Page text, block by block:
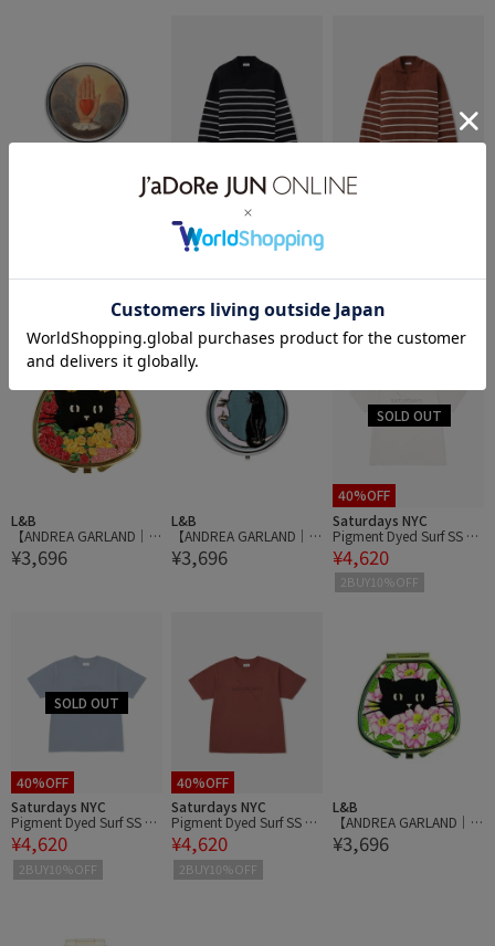
ーム CIRCULER HAND サ
ーキュラーハンド
50%OFF
Saturdays NYC
Seaport Skipper Sweater
¥15,400
50%OFF
L&B
【ANDREA GARLAND｜
アンドレアガーランド】
アロマリップ&ネイルバ
¥3,696
L&B
【ANDREA GARLAND｜
アンドレアガーランド】
アロマリップ&ネイルバ
¥3,696
40%OFF
Saturdays NYC
Pigment Dyed Surf SS Te
e
¥4,620
2BUY10%OFF
40%OFF
Saturdays NYC
Pigment Dyed Surf SS Te
e
¥4,620
2BUY10%OFF
40%OFF
Saturdays NYC
Pigment Dyed Surf SS Te
e
¥4,620
2BUY10%OFF
L&B
【ANDREA GARLAND｜
アンドレアガーランド】
アロマリップ&ネイルバ
¥3,696